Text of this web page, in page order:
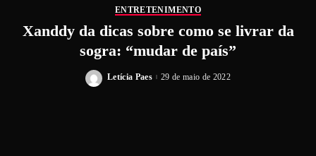
ENTRETENIMENTO
Xanddy da dicas sobre como se livrar da
sogra: “mudar de país”
Letícia Paes 29 de maio de 2022